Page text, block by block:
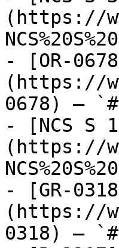
(https://
- [OR-
(https://
0678) —
- [NCS S
(https://
- [GR-
(https://
0318) —